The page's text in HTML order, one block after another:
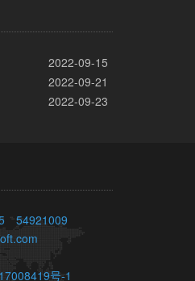
2022-09-15
2022-09-21
2022-09-23
54921009
号-1